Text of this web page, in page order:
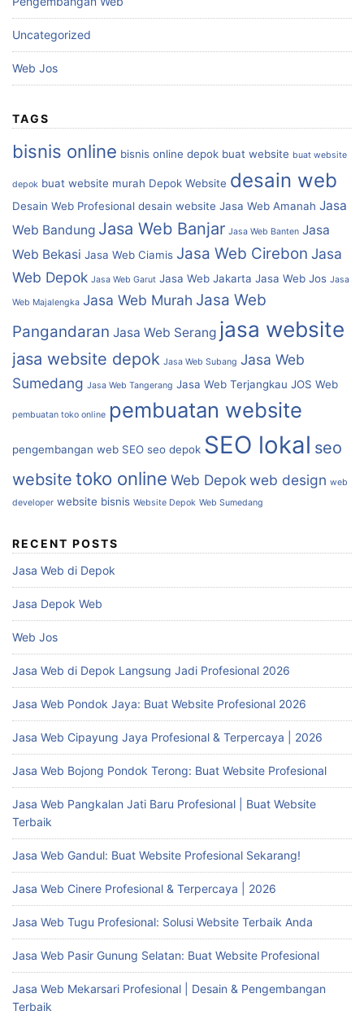
Uncategorized
Web Jos
TAGS
bisnis online bisnis online depok buat website buat website
depok buat website murah Depok Website desain web
Desain Web Profesional desain website Jasa Web Amanah Jasa
Web Bandung Jasa Web Banjar Jasa Web Banten Jasa
Web Bekasi Jasa Web Ciamis Jasa Web Cirebon Jasa
Web Depok Jasa Web Garut Jasa Web Jakarta Jasa Web Jos Jasa
Web Majalengka Jasa Web Murah Jasa Web
Pangandaran Jasa Web Serang jasa website
jasa website depok Jasa Web Subang Jasa Web
Sumedang Jasa Web Tangerang Jasa Web Terjangkau JOS Web
pembuatan toko online pembuatan website
pengembangan web SEO seo depok SEO lokal seo
website toko online Web Depokweb design web
developer website bisnis Website Depok Web Sumedang
RECENT POSTS
Jasa Web di Depok
Jasa Depok Web
Web Jos
Jasa Web di Depok Langsung Jadi Profesional 2026
Jasa Web Pondok Jaya: Buat Website Profesional 2026
Jasa Web Cipayung Jaya Profesional & Terpercaya | 2026
Jasa Web Bojong Pondok Terong: Buat Website Profesional
Jasa Web Pangkalan Jati Baru Profesional | Buat Website
Terbaik
Jasa Web Gandul: Buat Website Profesional Sekarang!
Jasa Web Cinere Profesional & Terpercaya | 2026
Jasa Web Tugu Profesional: Solusi Website Terbaik Anda
Jasa Web Pasir Gunung Selatan: Buat Website Profesional
Jasa Web Mekarsari Profesional | Desain & Pengembangan
Terbaik